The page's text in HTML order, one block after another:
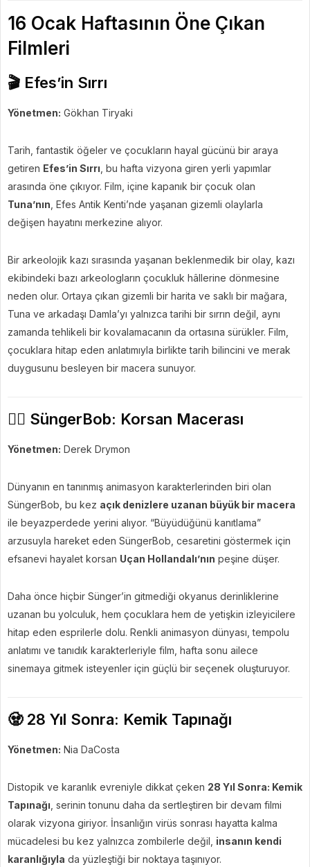
16 Ocak Haftasının Öne Çıkan
Filmleri
🎬 Efes’in Sırrı
Yönetmen: Gökhan Tiryaki
Tarih, fantastik öğeler ve çocukların hayal gücünü bir araya
getiren Efes’in Sırrı , bu hafta vizyona giren yerli yapımlar
arasında öne çıkıyor. Film, içine kapanık bir çocuk olan
Tuna’nın , Efes Antik Kenti’nde yaşanan gizemli olaylarla
değişen hayatını merkezine alıyor.
Bir arkeolojik kazı sırasında yaşanan beklenmedik bir olay, kazı
ekibindeki bazı arkeologların çocukluk hâllerine dönmesine
neden olur. Ortaya çıkan gizemli bir harita ve saklı bir mağara,
Tuna ve arkadaşı Damla’yı yalnızca tarihi bir sırrın değil, aynı
zamanda tehlikeli bir kovalamacanın da ortasına sürükler. Film,
çocuklara hitap eden anlatımıyla birlikte tarih bilincini ve merak
duygusunu besleyen bir macera sunuyor.
🏴‍☠️ SüngerBob: Korsan Macerası
Yönetmen: Derek Drymon
Dünyanın en tanınmış animasyon karakterlerinden biri olan
SüngerBob, bu kez açık denizlere uzanan büyük bir macera
ile beyazperdede yerini alıyor. “Büyüdüğünü kanıtlama”
arzusuyla hareket eden SüngerBob, cesaretini göstermek için
efsanevi hayalet korsan Uçan Hollandalı’nın peşine düşer.
Daha önce hiçbir Sünger’in gitmediği okyanus derinliklerine
uzanan bu yolculuk, hem çocuklara hem de yetişkin izleyicilere
hitap eden esprilerle dolu. Renkli animasyon dünyası, tempolu
anlatımı ve tanıdık karakterleriyle film, hafta sonu ailece
sinemaya gitmek isteyenler için güçlü bir seçenek oluşturuyor.
🧟 28 Yıl Sonra: Kemik Tapınağı
Yönetmen: Nia DaCosta
Distopik ve karanlık evreniyle dikkat çeken 28 Yıl Sonra: Kemik
Tapınağı , serinin tonunu daha da sertleştiren bir devam filmi
olarak vizyona giriyor. İnsanlığın virüs sonrası hayatta kalma
mücadelesi bu kez yalnızca zombilerle değil, insanın kendi
karanlığıyla da yüzleştiği bir noktaya taşınıyor.